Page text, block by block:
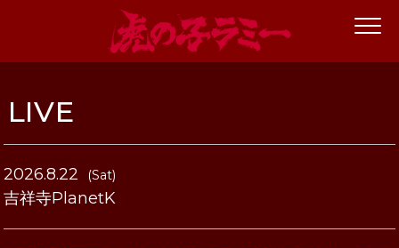
LIVE
2026.8.22 (Sat)
吉祥寺PlanetK